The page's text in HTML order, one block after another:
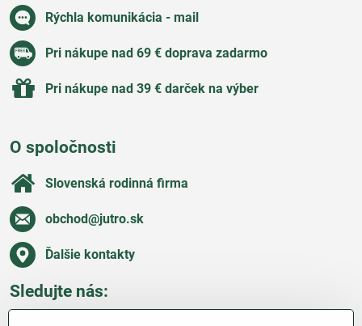
Rýchla komunikácia - mail
Pri nákupe nad 69 € doprava zadarmo
Pri nákupe nad 39 € darček na výber
O spoločnosti
Slovenská rodinná firma
obchod​@jutro​.sk
Ďalšie kontakty
Sledujte nás: